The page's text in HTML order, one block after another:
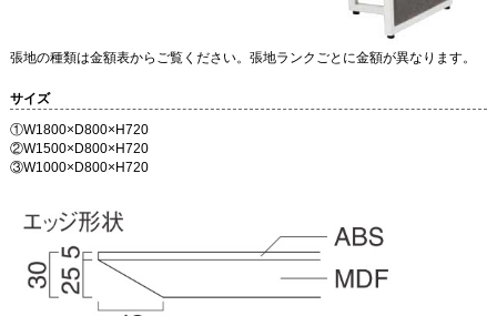
張地の種類は金額表からご覧ください。張地ランクごとに金額が異なります。
サイズ
①W1800×D800×H720
②W1500×D800×H720
③W1000×D800×H720